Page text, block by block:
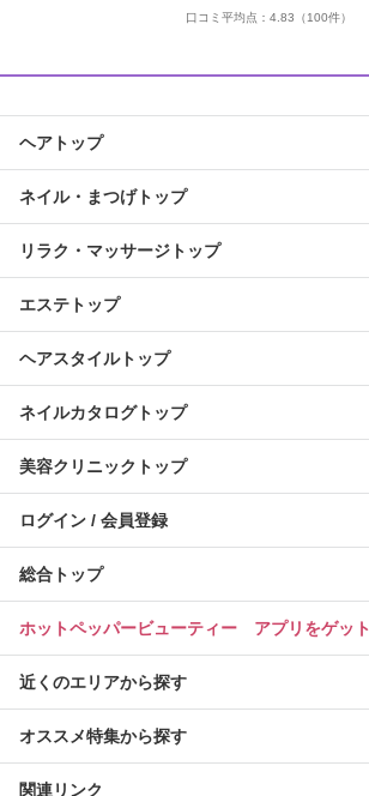
口コミ平均点： 4.83 （100件）
ヘアトップ
ネイル・まつげトップ
リラク・マッサージトップ
エステトップ
ヘアスタイルトップ
ネイルカタログトップ
美容クリニックトップ
ログイン / 会員登録
総合トップ
ホットペッパービューティー アプリをゲット
近くのエリアから探す
オススメ特集から探す
関連リンク